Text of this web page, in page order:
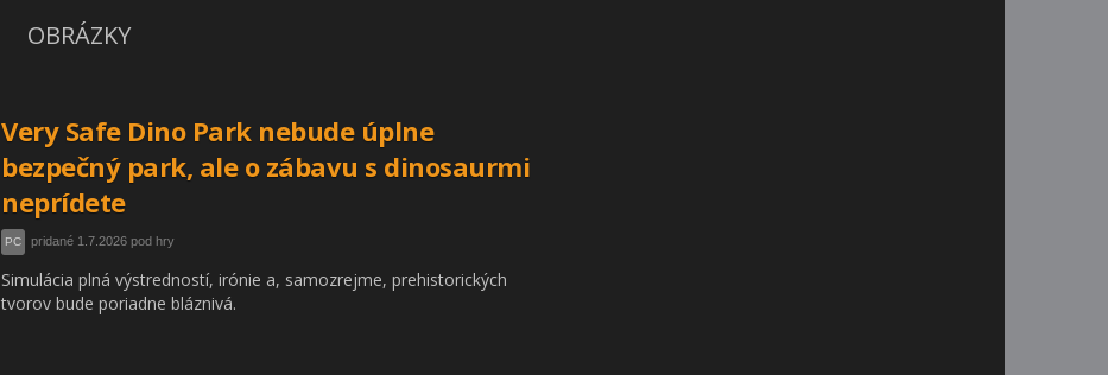
OBRÁZKY
Very Safe Dino Park nebude úplne
bezpečný park, ale o zábavu s dinosaurmi
neprídete
PC pridané 1.7.2026 pod hry
Simulácia plná výstredností, irónie a, samozrejme, prehistorických
tvorov bude poriadne bláznivá.